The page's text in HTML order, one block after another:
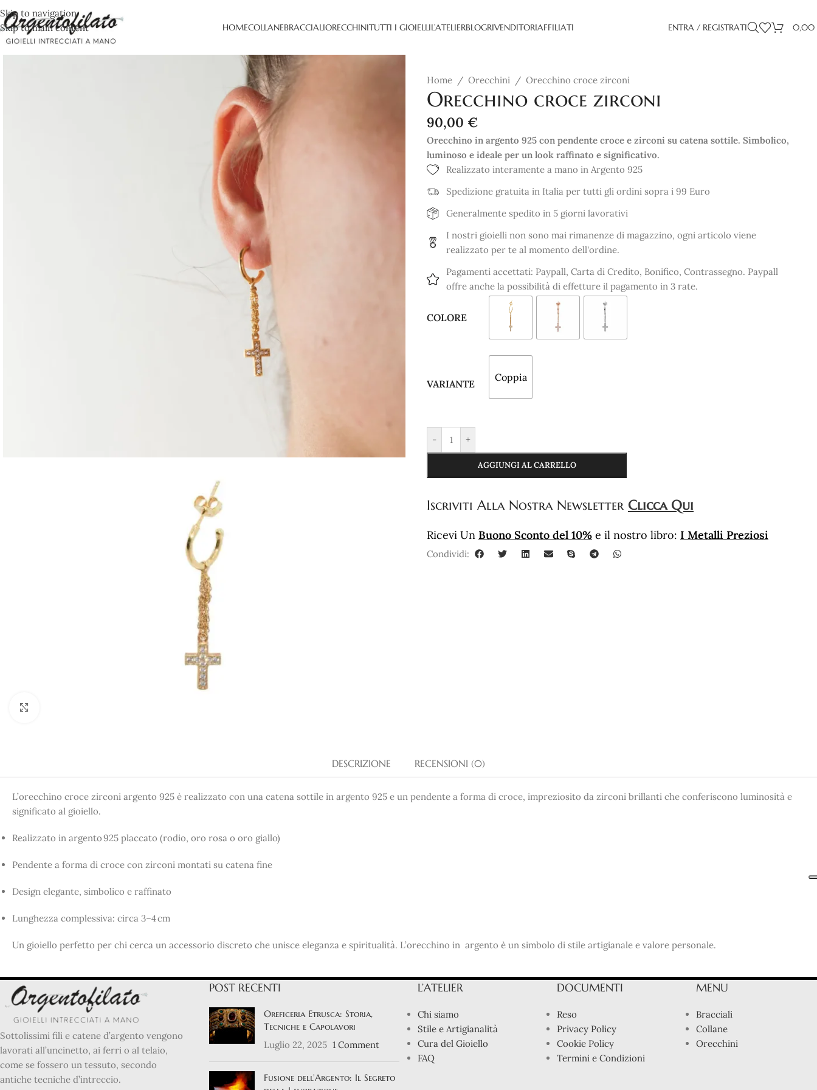
Skip to navigation
Skip to main content
HOMECOLLANEBRACCIALIORECCHINITUTTI I GIOIELLIL’ATELIERBLOGRIVENDITORIAFFILIATI ENTRA / REGISTRATI 0,00
Home / Orecchini / Orecchino croce zirconi
Orecchino croce zirconi
90,00 €
Orecchino in argento 925 con pendente croce e zirconi su catena sottile. Simbolico,
luminoso e ideale per un look raffinato e significativo.
Realizzato interamente a mano in Argento 925
Spedizione gratuita in Italia per tutti gli ordini sopra i 99 Euro
Generalmente spedito in 5 giorni lavorativi
I nostri gioielli non sono mai rimanenze di magazzino, ogni articolo viene
realizzato per te al momento dell'ordine.
Pagamenti accettati: Paypall, Carta di Credito, Bonifico, Contrassegno. Paypall
offre anche la possibilità di effetture il pagamento in 3 rate.
COLORE
VARIANTE
Coppia
- +
AGGIUNGI AL CARRELLO
Iscriviti Alla Nostra Newsletter Clicca Qui
Ricevi Un Buono Sconto del 10% e il nostro libro: I Metalli Preziosi
Condividi:
DESCRIZIONE RECENSIONI (0)
L’orecchino croce zirconi argento 925 è realizzato con una catena sottile in argento 925 e un pendente a forma di croce, impreziosito da zirconi brillanti che conferiscono luminosità e
significato al gioiello.
Realizzato in argento 925 placcato (rodio, oro rosa o oro giallo)
Pendente a forma di croce con zirconi montati su catena fine
Design elegante, simbolico e raffinato
Lunghezza complessiva: circa 3–4 cm
Un gioiello perfetto per chi cerca un accessorio discreto che unisce eleganza e spiritualità. L’orecchino in argento è un simbolo di stile artigianale e valore personale.
Sottolissimi fili e catene d’argento vengono
lavorati all’uncinetto, ai ferri o al telaio,
come se fossero un tessuto, secondo
antiche tecniche d’intreccio.
POST RECENTI
Oreficeria Etrusca: Storia,
Tecniche e Capolavori
Luglio 22, 2025 1 Comment
Fusione dell’Argento: Il Segreto
L’ATELIER
Chi siamo
Stile e Artigianalità
Cura del Gioiello
FAQ
DOCUMENTI
Reso
Privacy Policy
Cookie Policy
Termini e Condizioni
MENU
Bracciali
Collane
Orecchini